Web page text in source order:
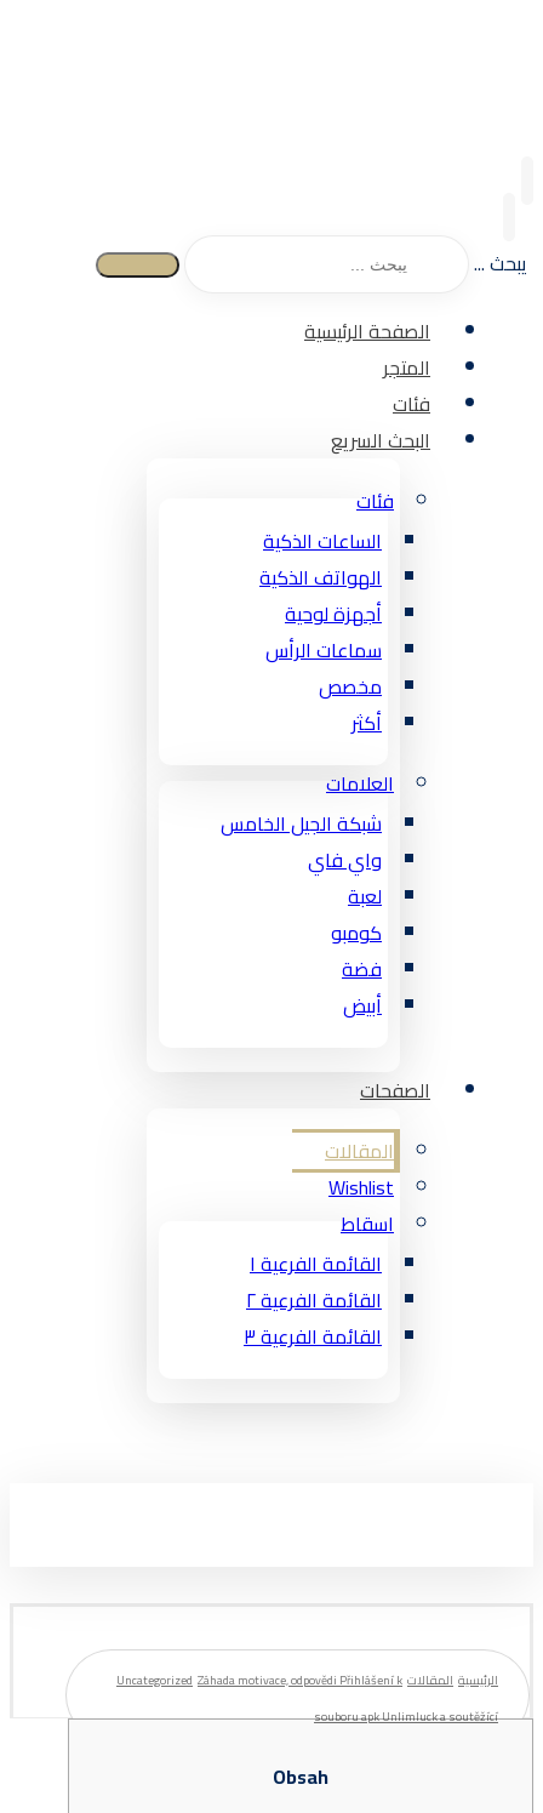
يبحث ...
الصفحة الرئيسية
المتجر
فئات
البحث السريع
فئات
الساعات الذكية
الهواتف الذكية
أجهزة لوحية
سماعات الرأس
مخصص
أكثر
العلامات
شبكة الجيل الخامس
واي فاي
لعبة
كومبو
فضة
أبيض
الصفحات
المقالات
Wishlist
اسقاط
القائمة الفرعية ١
القائمة الفرعية ٢
القائمة الفرعية ٣
الرئيسية المقالات Uncategorized Záhada motivace, odpovědi Přihlášení k
souboru apk Unlimluck a soutěžící
Obsah